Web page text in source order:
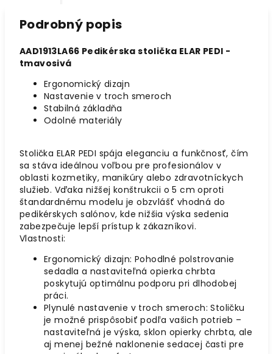
Podrobný popis
AAD1913LA66 Pedikérska stolička ELAR PEDI -
tmavosivá
Ergonomický dizajn
Nastavenie v troch smeroch
Stabilná základňa
Odolné materiály
Stolička ELAR PEDI spája eleganciu a funkčnosť, čím
sa stáva ideálnou voľbou pre profesionálov v
oblasti kozmetiky, manikúry alebo zdravotníckych
služieb. Vďaka nižšej konštrukcii o 5 cm oproti
štandardnému modelu je obzvlášť vhodná do
pedikérskych salónov, kde nižšia výska sedenia
zabezpečuje lepší prístup k zákazníkovi.
Vlastnosti:
Ergonomický dizajn: Pohodlné polstrovanie
sedadla a nastaviteľná opierka chrbta
poskytujú optimálnu podporu pri dlhodobej
práci.
Plynulé nastavenie v troch smeroch: Stoličku
je možné prispôsobiť podľa vašich potrieb –
nastaviteľná je výska, sklon opierky chrbta, ale
aj menej bežné naklonenie sedacej časti pre